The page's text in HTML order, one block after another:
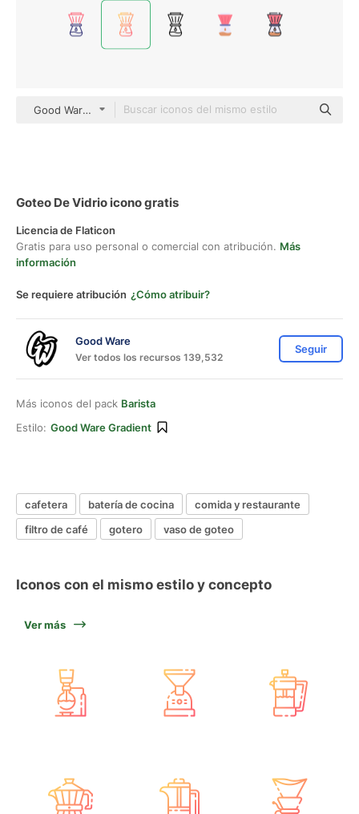
Good Ware Gradient
Goteo De Vidrio icono gratis
Licencia de Flaticon
Gratis para uso personal o comercial con atribución. Más
información
Se requiere atribución ¿Cómo atribuir?
Good Ware
Ver todos los recursos 139,532
Seguir
Más iconos del pack Barista
Estilo: Good Ware Gradient
cafetera batería de cocina
comida y restaurante
filtro de café
gotero vaso de goteo
Iconos con el mismo estilo y concepto
Ver más